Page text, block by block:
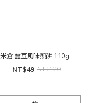
米倉 蠶豆風味煎餅 110g
NT$49 NT$120